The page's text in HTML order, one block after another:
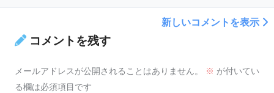
新しいコメントを表示
コメントを残す
メールアドレスが公開されることはありません。 ※ が付いてい
る欄は必須項目です